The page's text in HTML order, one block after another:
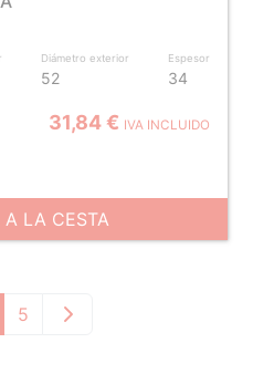
Diámetro exterior
52
Espesor
34
31,84 € IVA INCLUIDO
A LA CESTA
5